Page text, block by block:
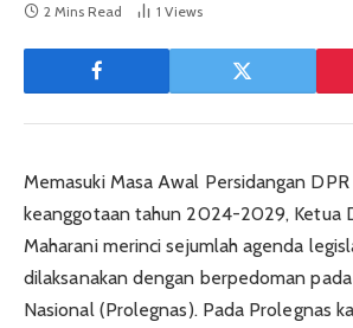
2 Mins Read
1 Views
Memasuki Masa Awal Persidangan DPR
keanggotaan tahun 2024-2029, Ketua
Maharani merinci sejumlah agenda
dilaksanakan dengan berpedoman
Nasional (Prolegnas). Pada Prolegnas